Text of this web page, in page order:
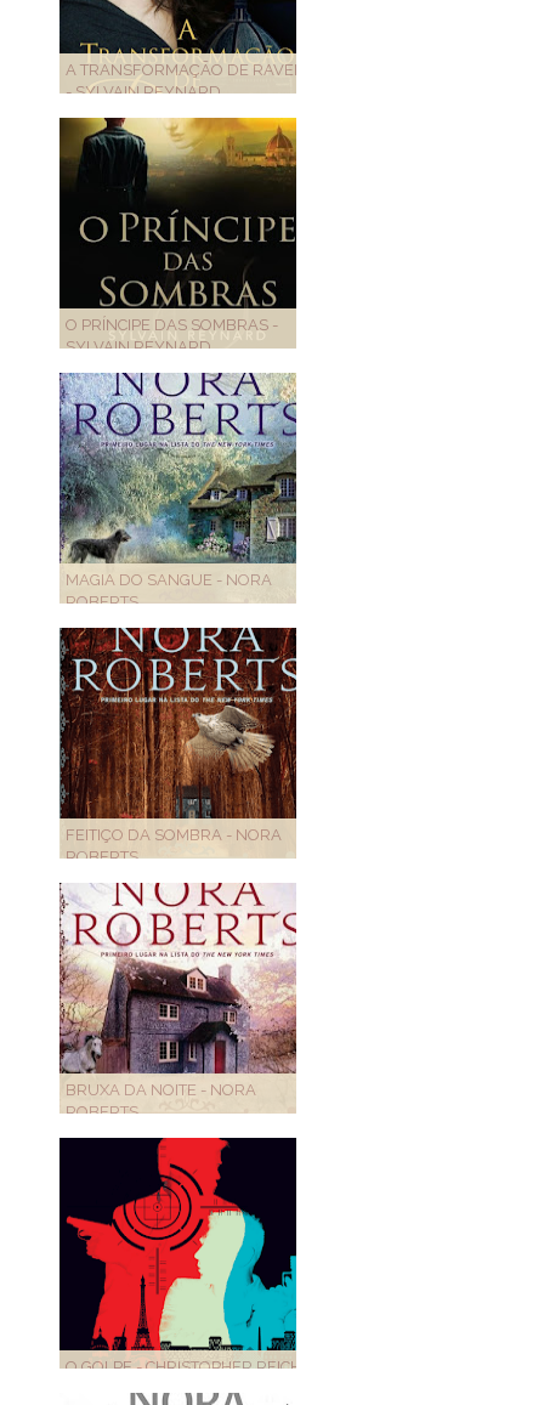
A TRANSFORMAÇÃO DE RAVEN
- SYLVAIN REYNARD
O PRÍNCIPE DAS SOMBRAS -
SYLVAIN REYNARD
MAGIA DO SANGUE - NORA
ROBERTS
FEITIÇO DA SOMBRA - NORA
ROBERTS
BRUXA DA NOITE - NORA
ROBERTS
O GOLPE - CHRISTOPHER REICH